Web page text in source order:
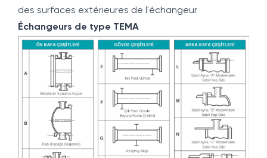
des surfaces extérieures de l'échangeur
Échangeurs de type TEMA